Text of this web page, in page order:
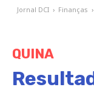
Jornal DCI › Finanças ›
QUINA